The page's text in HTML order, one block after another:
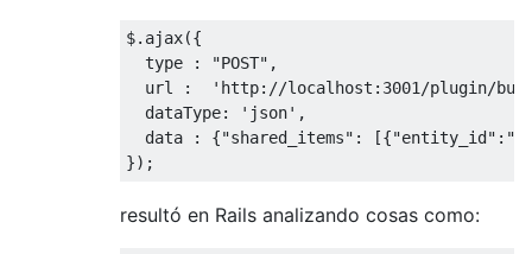
$. ajax({
  type
: "POST" ,
  url
:
'http://localhost:3001/plugin/
  dataType
: 'json' ,
  data
: {"shared_items" : [{"entity_id" :
});
resultó en Rails analizando cosas como: